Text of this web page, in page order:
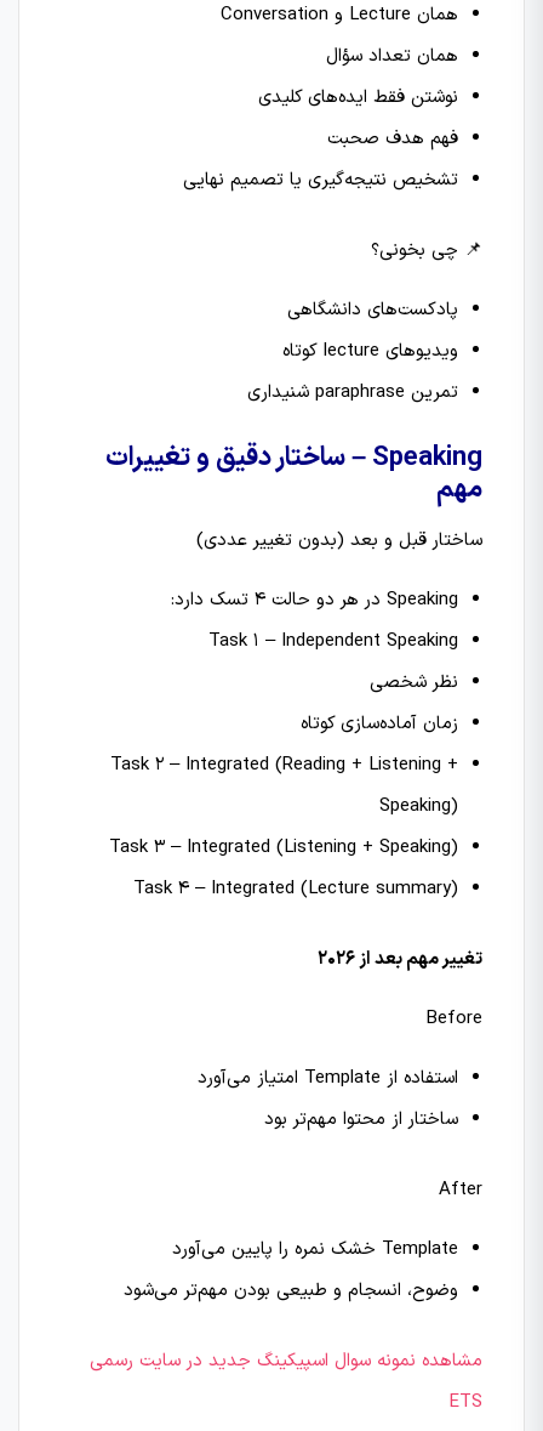
همان Lecture و Conversation
همان تعداد سؤال
نوشتن فقط ایده‌های کلیدی
فهم هدف صحبت
تشخیص نتیجه‌گیری یا تصمیم نهایی
📌 چی بخونی؟
پادکست‌های دانشگاهی
ویدیوهای lecture کوتاه
تمرین paraphrase شنیداری
Speaking – ساختار دقیق و تغییرات
مهم
ساختار قبل و بعد (بدون تغییر عددی)
Speaking در هر دو حالت 4 تسک دارد:
Task 1 – Independent Speaking
نظر شخصی
زمان آماده‌سازی کوتاه
Task 2 – Integrated (Reading + Listening +
Speaking)
Task 3 – Integrated (Listening + Speaking)
Task 4 – Integrated (Lecture summary)
تغییر مهم بعد از 2026
Before
استفاده از Template امتیاز می‌آورد
ساختار از محتوا مهم‌تر بود
After
Template خشک نمره را پایین می‌آورد
وضوح، انسجام و طبیعی بودن مهم‌تر می‌شود
مشاهده نمونه سوال اسپیکینگ جدید در سایت رسمی
ETS